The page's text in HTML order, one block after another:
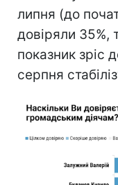
липня (до
довіряли 35%,
показник зріс
серпня